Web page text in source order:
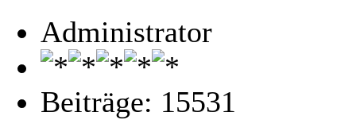
Administrator
Beiträge: 15531